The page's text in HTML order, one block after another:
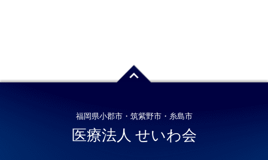
福岡県小郡市・筑紫野市・糸島市
医療法人 せいわ会